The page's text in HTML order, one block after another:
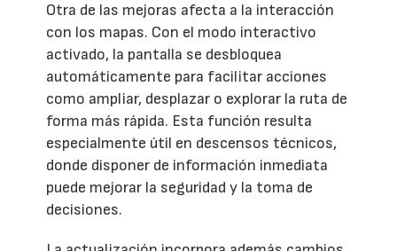
Otra de las mejoras afecta a la interacción
con los mapas. Con el modo interactivo
activado, la pantalla se desbloquea
automáticamente para facilitar acciones
como ampliar, desplazar o explorar la ruta de
forma más rápida. Esta función resulta
especialmente útil en descensos técnicos,
donde disponer de información inmediata
puede mejorar la seguridad y la toma de
decisiones.